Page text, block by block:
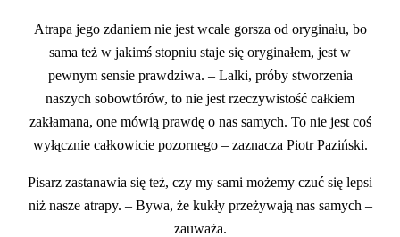
Atrapa jego zdaniem nie jest wcale gorsza od oryginału, bo
sama też w jakimś stopniu staje się oryginałem, jest w
pewnym sensie prawdziwa. – Lalki, próby stworzenia
naszych sobowtórów, to nie jest rzeczywistość całkiem
zakłamana, one mówią prawdę o nas samych. To nie jest coś
wyłącznie całkowicie pozornego – zaznacza Piotr Paziński.
Pisarz zastanawia się też, czy my sami możemy czuć się lepsi
niż nasze atrapy. – Bywa, że kukły przeżywają nas samych –
zauważa.